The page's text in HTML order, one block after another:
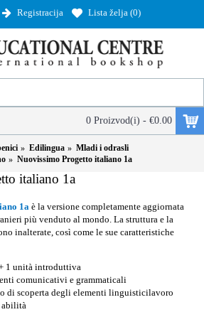
Registracija Lista želja (0)
0 Proizvod(i) - €0.00
Edilingua
Mladi i odrasli
Nuovissimo Progetto italiano 1a
italiano 1a
1a è la versione completamente aggiornata
più venduto al mondo. La struttura e la
inalterate, così come le sue caratteristiche
1 unità introduttiva
comunicativi e grammaticali
di scoperta degli elementi linguisticilavoro
abilità